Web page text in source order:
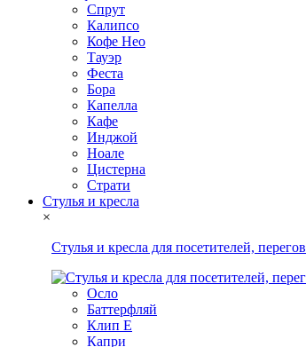
Спрут
Калипсо
Кофе Нео
Тауэр
Феста
Бора
Капелла
Кафе
Инджой
Ноале
Цистерна
Страти
Стулья и кресла
×
Стулья и кресла для посетителей,
Осло
Баттерфляй
Клип Е
Капри